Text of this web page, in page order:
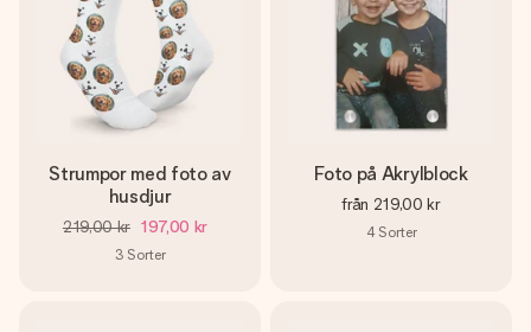
Strumpor med foto av
husdjur
219,00 kr 197,00 kr
3 Sorter
Foto på Akrylblock
från 219,00 kr
4 Sorter